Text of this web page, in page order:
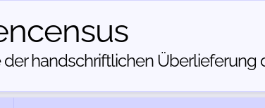
handschriftlichen